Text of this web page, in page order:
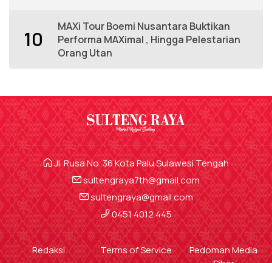
10
MAXi Tour Boemi Nusantara Buktikan
Performa MAXimal , Hingga Pelestarian
Orang Utan
Jl. Rusa No. 36 Kota Palu Sulawesi Tengah
sultengraya7th@gmail.com
sultengraya@gmail.com
0451 4012 445
Redaksi Terms of Service
Pedoman Media